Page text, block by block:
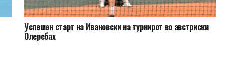
Успешен старт на Ивановски на турнирот во австриски
Олерсбах